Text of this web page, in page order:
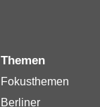
Themen
Fokusthemen
Berliner